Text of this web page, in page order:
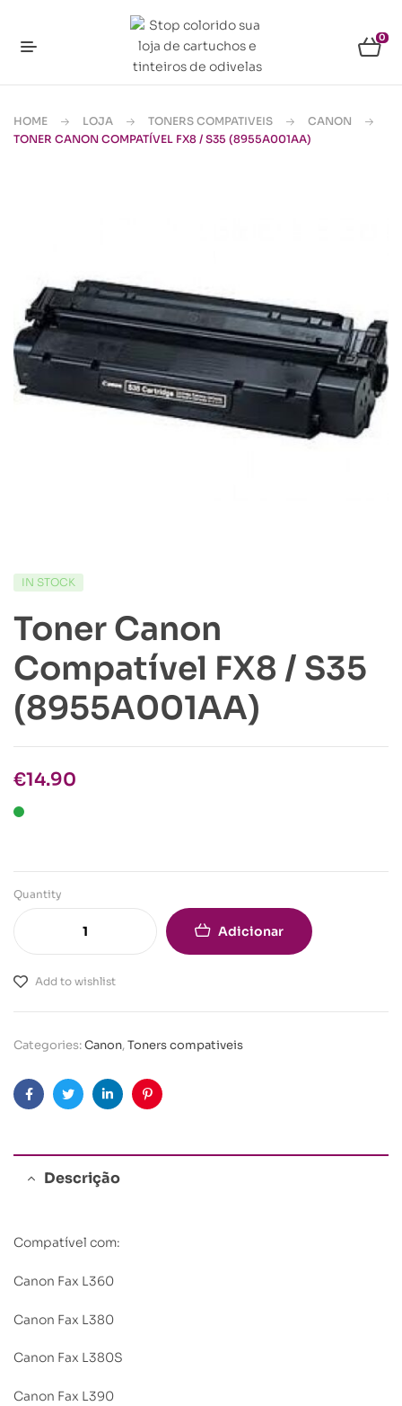
0
HOME LOJA TONERS COMPATIVEIS
CANON
TONER CANON COMPATÍVEL FX8 / S35 (8955A001AA)
IN STOCK
Toner Canon
Compatível FX8 / S35
(8955A001AA)
€14.90
Quantity
Adicionar
Add to wishlist
Categories:Canon,Toners compativeis
FacebookTwitterLinkedinPinterest
Descrição
Compatível com:
Canon Fax L360
Canon Fax L380
Canon Fax L380S
Canon Fax L390